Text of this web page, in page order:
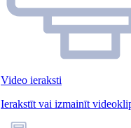
Video ieraksti
Ierakstīt vai izmainīt